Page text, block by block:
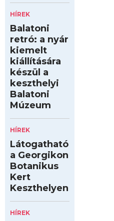
HÍREK
Balatoni
retró: a nyár
kiemelt
kiállítására
készül a
keszthelyi
Balatoni
Múzeum
HÍREK
Látogatható
a Georgikon
Botanikus
Kert
Keszthelyen
HÍREK